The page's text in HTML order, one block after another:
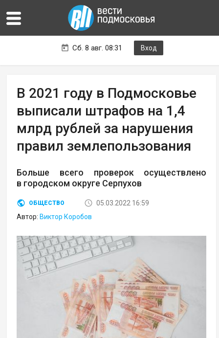
Сб. 8 авг. 08:31 Вход
В 2021 году в Подмосковье
выписали штрафов на 1,4
млрд рублей за нарушения
правил землепользования
Больше всего проверок осуществлено
в городском округе Серпухов
ОБЩЕСТВО
05.03.2022 16:59
Автор: Виктор Коробов